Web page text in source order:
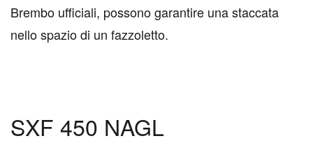
Brembo ufficiali, possono garantire una staccata
nello spazio di un fazzoletto.
SXF 450 NAGL